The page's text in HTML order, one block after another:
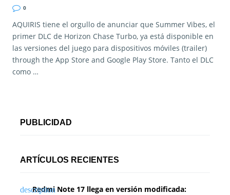
0
AQUIRIS tiene el orgullo de anunciar que Summer Vibes, el
primer DLC de Horizon Chase Turbo, ya está disponible en
las versiones del juego para dispositivos móviles (trailer)
through the App Store and Google Play Store. Tanto el DLC
como …
PUBLICIDAD
ARTÍCULOS RECIENTES
Redmi Note 17 llega en versión modificada: